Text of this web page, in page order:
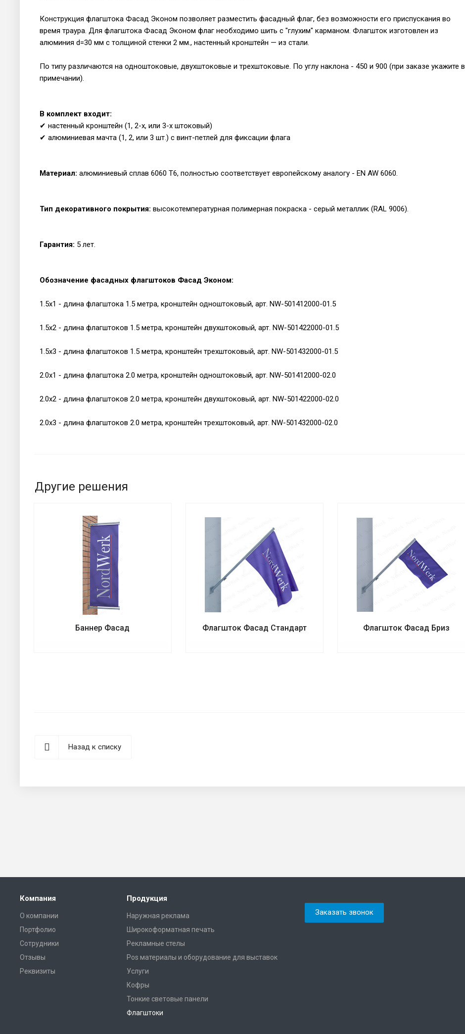
Конструкция флагштока Фасад Эконом позволяет разместить фасадный флаг, без возможности его приспускания во
время траура. Для флагштока Фасад Эконом флаг необходимо шить с "глухим" карманом. Флагшток изготовлен из
алюминия d=30 мм с толщиной стенки 2 мм., настенный кронштейн — из стали.
По типу различаются на одноштоковые, двухштоковые и трехштоковые. По углу наклона - 450 и 900 (при заказе укажите в
примечании).
В комплект входит:
✔ настенный кронштейн (1, 2-х, или 3-х штоковый)
✔ алюминиевая мачта (1, 2, или 3 шт.) с винт-петлей для фиксации флага
Материал: алюминиевый сплав 6060 T6, полностью соответствует европейскому аналогу - EN AW 6060.
Тип декоративного покрытия: высокотемпературная полимерная покраска - серый металлик (RAL 9006).
Гарантия: 5 лет.
Обозначение фасадных флагштоков Фасад Эконом:
1.5х1 - длина флагштока 1.5 метра, кронштейн одноштоковый, арт. NW-501412000-01.5
1.5х2 - длина флагштоков 1.5 метра, кронштейн двухштоковый, арт. NW-501422000-01.5
1.5х3 - длина флагштоков 1.5 метра, кронштейн трехштоковый, арт. NW-501432000-01.5
2.0х1 - длина флагштока 2.0 метра, кронштейн одноштоковый, арт. NW-501412000-02.0
2.0х2 - длина флагштоков 2.0 метра, кронштейн двухштоковый, арт. NW-501422000-02.0
2.0х3 - длина флагштоков 2.0 метра, кронштейн трехштоковый, арт. NW-501432000-02.0
Другие решения
Баннер Фасад Флагшток Фасад Стандарт Флагшток Фасад Бриз
Назад к списку
Компания
О компании
Портфолио
Сотрудники
Отзывы
Реквизиты
Продукция
Наружная реклама
Широкоформатная печать
Рекламные стелы
Pos материалы и оборудование для выставок
Услуги
Кофры
Тонкие световые панели
Флагштоки
Заказать звонок